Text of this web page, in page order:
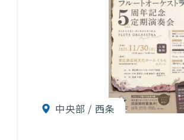
中央部 / 西条